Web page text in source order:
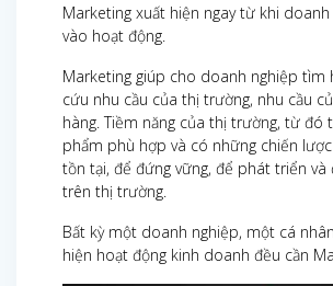
Marketing xuất hiện ngay từ khi
vào hoạt động.
Marketing giúp cho doanh nghiệp tìm
cứu nhu cầu của thị trường, nhu cầu
hàng. Tiềm năng của thị trường, từ đó
phẩm phù hợp và có những chiến
tồn tại, để đứng vững, để phát triển và
trên thị trường.
Bất kỳ một doanh nghiệp, một cá
hiện hoạt động kinh doanh đều cần